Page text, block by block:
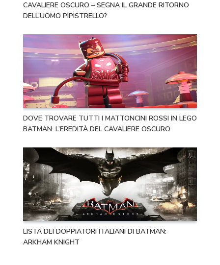
CAVALIERE OSCURO – SEGNA IL GRANDE RITORNO
DELL’UOMO PIPISTRELLO?
DOVE TROVARE TUTTI I MATTONCINI ROSSI IN LEGO
BATMAN: L’EREDITÀ DEL CAVALIERE OSCURO
LISTA DEI DOPPIATORI ITALIANI DI BATMAN:
ARKHAM KNIGHT